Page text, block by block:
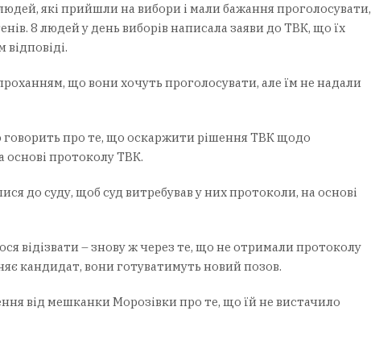
які прийшли на вибори і мали бажання проголосувати,
8 людей у день виборів написала заяви до ТВК, що їх
що вони хочуть проголосувати, але їм не надали
про те, що оскаржити рішення ТВК щодо
основі протоколу ТВК.
до суду, щоб суд витребував у них протоколи, на основі
відізвати – знову ж через те, що не отримали протоколу
кандидат, вони готуватимуть новий позов.
від мешканки Морозівки про те, що їй не вистачило